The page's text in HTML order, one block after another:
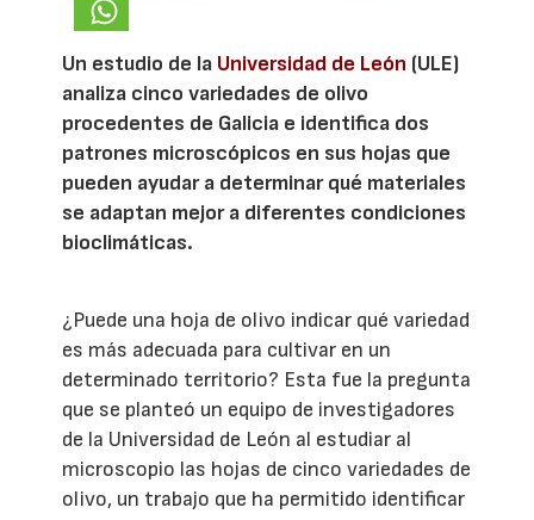
Un estudio de la Universidad de León (ULE)
analiza cinco variedades de olivo
procedentes de Galicia e identifica dos
patrones microscópicos en sus hojas que
pueden ayudar a determinar qué materiales
se adaptan mejor a diferentes condiciones
bioclimáticas.
¿Puede una hoja de olivo indicar qué variedad
es más adecuada para cultivar en un
determinado territorio? Esta fue la pregunta
que se planteó un equipo de investigadores
de la Universidad de León al estudiar al
microscopio las hojas de cinco variedades de
olivo, un trabajo que ha permitido identificar